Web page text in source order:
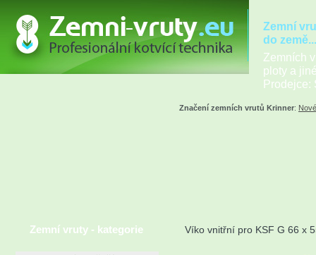
Zemní
do země...
Zemních
ploty a
Prodejce:
Značení zemních vrutů Krinner:
Víko vnitřní pro KSF G 66 x
Zemní vruty - kategorie